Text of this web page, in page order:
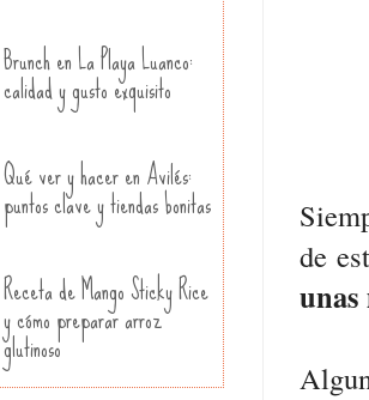
de
unas
Brunch en La Playa Luanco:
calidad y gusto exquisito
Qué ver y hacer en Avilés:
puntos clave y tiendas bonitas
Receta de Mango Sticky Rice
y cómo preparar arroz
glutinoso